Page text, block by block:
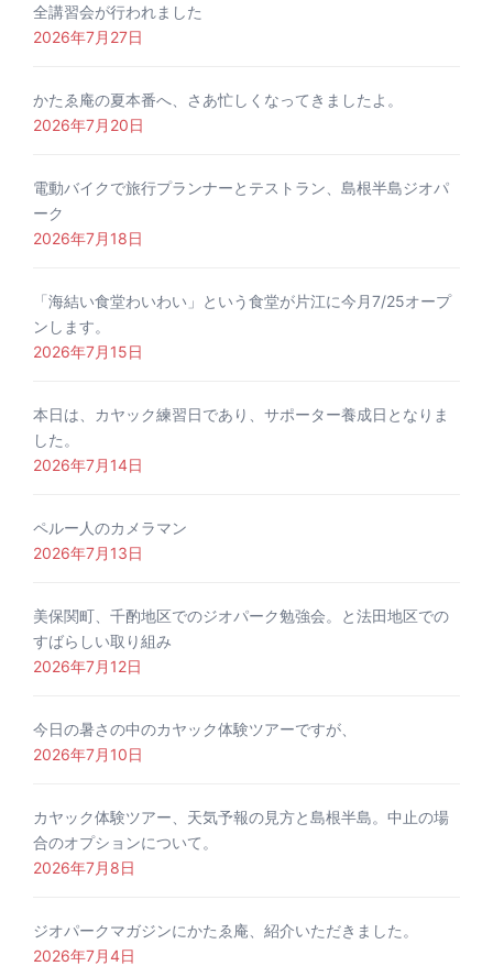
全講習会が行われました
2026年7月27日
かたゑ庵の夏本番へ、さあ忙しくなってきましたよ。
2026年7月20日
電動バイクで旅行プランナーとテストラン、島根半島ジオパ
ーク
2026年7月18日
「海結い食堂わいわい」という食堂が片江に今月7/25オープ
ンします。
2026年7月15日
本日は、カヤック練習日であり、サポーター養成日となりま
した。
2026年7月14日
ペルー人のカメラマン
2026年7月13日
美保関町、千酌地区でのジオパーク勉強会。と法田地区での
すばらしい取り組み
2026年7月12日
今日の暑さの中のカヤック体験ツアーですが、
2026年7月10日
カヤック体験ツアー、天気予報の見方と島根半島。中止の場
合のオプションについて。
2026年7月8日
ジオパークマガジンにかたゑ庵、紹介いただきました。
2026年7月4日